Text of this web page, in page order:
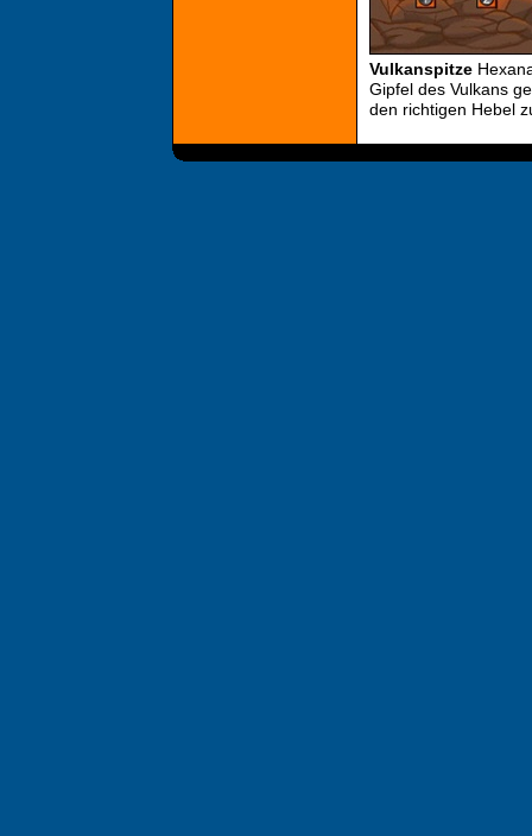
Vulkanspitze
Gipfel des Vulkans
den richtigen Hebel